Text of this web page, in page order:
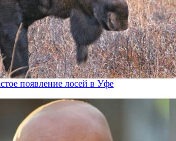
появление лосей в Уфе